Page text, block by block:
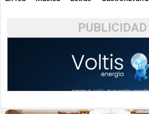
PUBLICIDAD